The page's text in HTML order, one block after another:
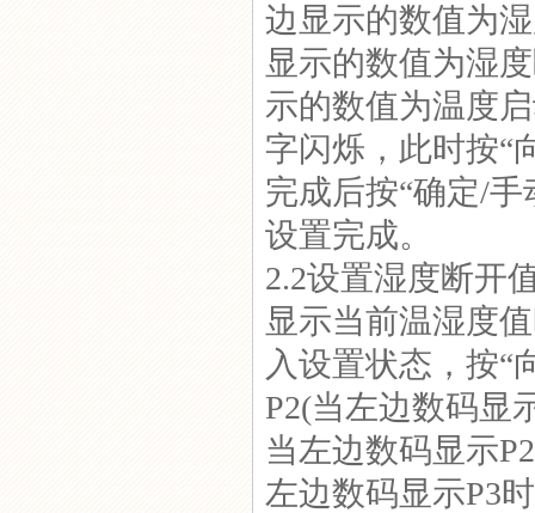
边显示的数值为
显示的数值为湿
示的数值为温度
字闪烁，此时按“
完成后按“确定/
设置完成。
2.2设置湿度断开
显示当前温湿度
入设置状态，按“
P2(当左边数码显
当左边数码显示
左边数码显示P3